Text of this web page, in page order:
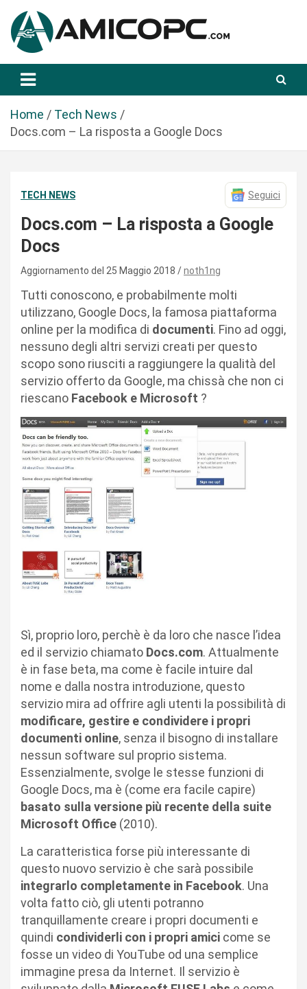
a
Amicopc.com
Home
Tech News
Docs.com – La risposta a Google Docs
TECH NEWS Seguici
Docs.com – La risposta a Google
Docs
Aggiornamento del 25 Maggio 2018 noth1ng
Tutti conoscono, e probabilmente molti
utilizzano, Google Docs, la famosa piattaforma
online per la modifica di documenti. Fino ad oggi,
nessuno degli altri servizi creati per questo
scopo sono riusciti a raggiungere la qualità del
servizio offerto da Google, ma chissà che non ci
riescano Facebook e Microsoft ?
Sì, proprio loro, perchè è da loro che nasce l’idea
ed il servizio chiamato Docs.com. Attualmente
è in fase beta, ma come è facile intuire dal
nome e dalla nostra introduzione, questo
servizio mira ad offrire agli utenti la possibilità di
modificare, gestire e condividere i propri
documenti online, senza il bisogno di installare
nessun software sul proprio sistema.
Essenzialmente, svolge le stesse funzioni di
Google Docs, ma è (come era facile capire)
basato sulla versione più recente della suite
Microsoft Office (2010).
La caratteristica forse più interessante di
questo nuovo servizio è che sarà possibile
integrarlo completamente in Facebook. Una
volta fatto ciò, gli utenti potranno
tranquillamente creare i propri documenti e
quindi condividerli con i propri amici come se
fosse un video di YouTube od una semplice
immagine presa da Internet. Il servizio è